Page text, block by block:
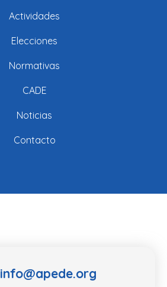
Actividades
Elecciones
Normativas
CADE
Noticias
Contacto
info@apede.org